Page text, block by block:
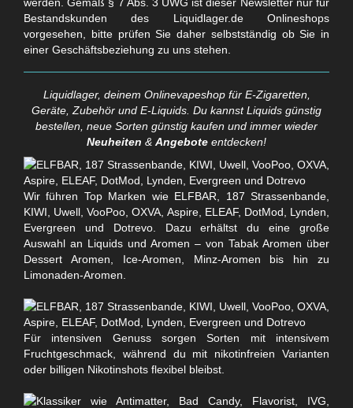
Bestandskunden des Liquidlager.de Onlineshops
vorgesehen, bitte prüfen Sie daher selbstständig ob Sie in
einer Geschäftsbeziehung zu uns stehen.
Liquidlager, deinem Onlinevapeshop für E-Zigaretten,
Geräte, Zubehör und E-Liquids. Du kannst Liquids günstig
bestellen, neue Sorten günstig kaufen und immer wieder
Neuheiten & Angebote entdecken!
Wir führen Top Marken wie ELFBAR, 187 Strassenbande,
KIWI, Uwell, VooPoo, OXVA, Aspire, ELEAF, DotMod, Lynden,
Evergreen und Dotrevo. Dazu erhältst du eine große
Auswahl an Liquids und Aromen – von Tabak Aromen über
Dessert Aromen, Ice-Aromen, Minz-Aromen bis hin zu
Limonaden-Aromen.
Für intensiven Genuss sorgen Sorten mit intensivem
Fruchtgeschmack, während du mit nikotinfreien Varianten
oder billigen Nikotinshots flexibel bleibst.